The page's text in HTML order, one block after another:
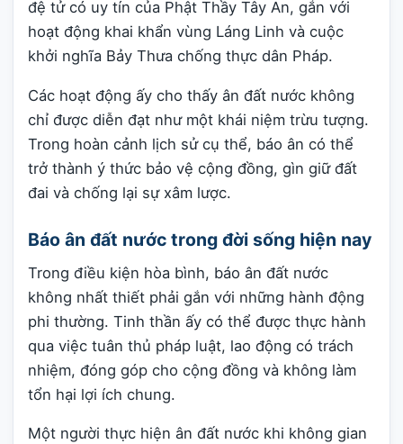
đệ tử có uy tín của Phật Thầy Tây An, gắn với
hoạt động khai khẩn vùng Láng Linh và cuộc
khởi nghĩa Bảy Thưa chống thực dân Pháp.
Các hoạt động ấy cho thấy ân đất nước không
chỉ được diễn đạt như một khái niệm trừu tượng.
Trong hoàn cảnh lịch sử cụ thể, báo ân có thể
trở thành ý thức bảo vệ cộng đồng, gìn giữ đất
đai và chống lại sự xâm lược.
Báo ân đất nước trong đời sống hiện nay
Trong điều kiện hòa bình, báo ân đất nước
không nhất thiết phải gắn với những hành động
phi thường. Tinh thần ấy có thể được thực hành
qua việc tuân thủ pháp luật, lao động có trách
nhiệm, đóng góp cho cộng đồng và không làm
tổn hại lợi ích chung.
Một người thực hiện ân đất nước khi không gian